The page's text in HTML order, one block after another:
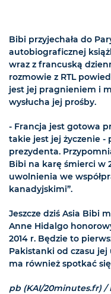
Bibi przyjechała do
autobiograficznej
wraz z francuską
rozmowie z RTL
jest jej pragnieniem i
wysłucha jej prośby.
- Francja jest gotowa
takie jest jej życzenie
prezydenta.
Bibi na karę śmierci w
uwolnienia we
kanadyjskimi”.
Jeszcze dziś Asia Bibi
Anne Hidalgo
2014 r. Będzie to
Pakistanki od czasu
ma również spotkać
pb (KAI/20minutes.fr) /